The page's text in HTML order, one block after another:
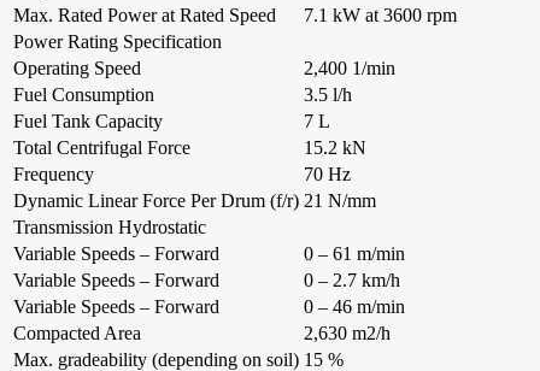
Max. Rated Power at Rated Speed
7.1 kW at 3600 rpm
Power Rating Specification
Operating Speed
2,400 1/min
Fuel Consumption
3.5 l/h
Fuel Tank Capacity
7 L
Total Centrifugal Force
15.2 kN
Frequency
70 Hz
Dynamic Linear Force Per Drum (f/r) 21 N/mm
Transmission Hydrostatic
Variable Speeds – Forward
0 – 61 m/min
Variable Speeds – Forward
0 – 2.7 km/h
Variable Speeds – Forward
0 – 46 m/min
Compacted Area
2,630 m2/h
Max. gradeability (depending on soil) 15 %